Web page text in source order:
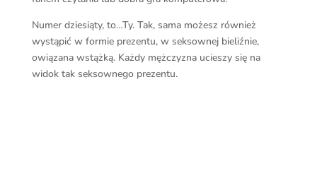
Numer dziesiąty, to…Ty. Tak, sama możesz również
wystąpić w formie prezentu, w seksownej bieliźnie,
owiązana wstążką. Każdy mężczyzna ucieszy się na
widok tak seksownego prezentu.